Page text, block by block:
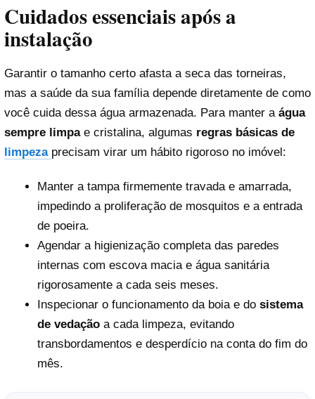
Cuidados essenciais após a
instalação
Garantir o tamanho certo afasta a seca das torneiras,
mas a saúde da sua família depende diretamente de como
você cuida dessa água armazenada. Para manter a água
sempre limpae cristalina, algumas regras básicas de
limpeza precisam virar um hábito rigoroso no imóvel:
Manter a tampa firmemente travada e amarrada,
impedindo a proliferação de mosquitos e a entrada
de poeira.
Agendar a higienização completa das paredes
internas com escova macia e água sanitária
rigorosamente a cada seis meses.
Inspecionar o funcionamento da boia e do sistema
de vedaçãoa cada limpeza, evitando
transbordamentos e desperdício na conta do fim do
mês.